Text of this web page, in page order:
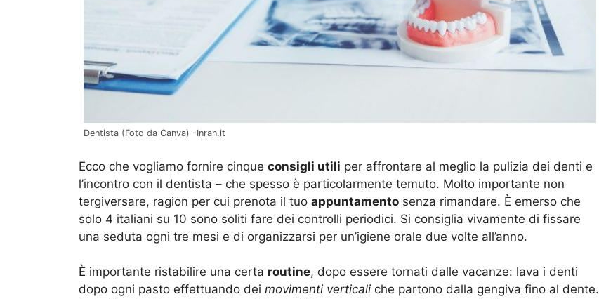
Dentista (Foto da Canva) -Inran.it
Ecco che vogliamo fornire cinque consigli utili per affrontare al meglio la pulizia dei denti e
l’incontro con il dentista – che spesso è particolarmente temuto. Molto importante non
tergiversare, ragion per cui prenota il tuo appuntamento senza rimandare. È emerso che
solo 4 italiani su 10 sono soliti fare dei controlli periodici. Si consiglia vivamente di fissare
una seduta ogni tre mesi e di organizzarsi per un’igiene orale due volte all’anno.
È importante ristabilire una certa routine, dopo essere tornati dalle vacanze: lava i denti
dopo ogni pasto effettuando dei movimenti verticali che partono dalla gengiva fino al dente.